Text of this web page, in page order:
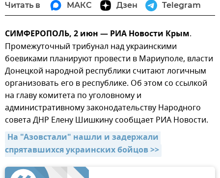
Читать в МАКС Дзен Telegram
СИМФЕРОПОЛЬ, 2 июн — РИА Новости Крым.
Промежуточный трибунал над украинскими
боевиками планируют провести в Мариуполе, власти
Донецкой народной республики считают логичным
организовать его в республике. Об этом со ссылкой
на главу комитета по уголовному и
административному законодательству Народного
совета ДНР Елену Шишкину сообщает РИА Новости.
На "Азовстали" нашли и задержали
спрятавшихся украинских бойцов >>